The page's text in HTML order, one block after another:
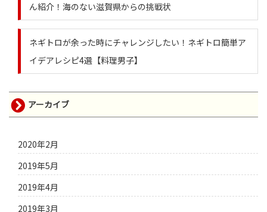
ん紹介！海のない滋賀県からの挑戦状
ネギトロが余った時にチャレンジしたい！ネギトロ簡単ア
イデアレシピ4選【料理男子】
アーカイブ
2020年2月
2019年5月
2019年4月
2019年3月